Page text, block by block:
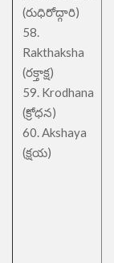
(రుధిరోద్గారి)
58.
Rakthaksha
(రక్తాక్ష)
59. Krodhana
(క్రోధన)
60. Akshaya
(క్షయ)